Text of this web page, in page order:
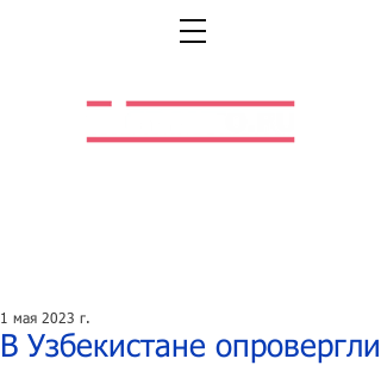
В Узбекистане опровергли
1 мая 2023 г.